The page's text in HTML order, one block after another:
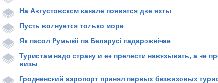
На Августовском канале появятся две яхты
Пусть волнуется только море
Як пасол Румыніі па Беларусі падарожнічае
Туристам надо страну и ее прелести навязывать, а не
визы
Гродненский аэропорт принял первых безвизовых